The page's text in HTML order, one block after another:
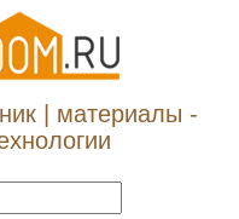
| материалы -